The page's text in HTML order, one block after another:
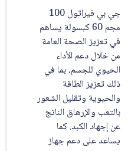
جي بي فيراتول 100
مجم 60 كبسولة يساهم
في تعزيز الصحة العامة
من خلال دعم الأداء
الحيوي للجسم، بما في
ذلك تعزيز الطاقة
والحيوية وتقليل الشعور
بالتعب والإرهاق الناتج
عن إجهاد الكبد. كما
يساعد على دعم جهاز